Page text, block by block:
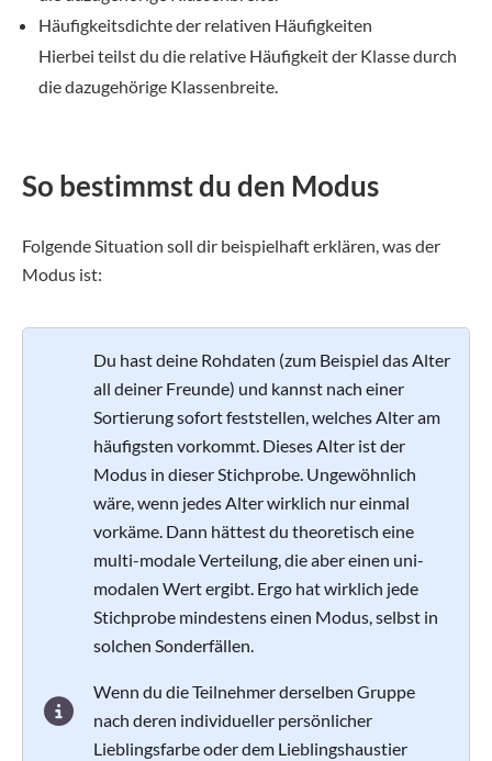
Häufigkeitsdichte der relativen Häufigkeiten
Hierbei teilst du die relative Häufigkeit der Klasse durch
die dazugehörige Klassenbreite.
So bestimmst du den Modus
Folgende Situation soll dir beispielhaft erklären, was der
Modus ist:
Du hast deine Rohdaten (zum Beispiel das Alter
all deiner Freunde) und kannst nach einer
Sortierung sofort feststellen, welches Alter am
häufigsten vorkommt. Dieses Alter ist der
Modus in dieser Stichprobe. Ungewöhnlich
wäre, wenn jedes Alter wirklich nur einmal
vorkäme. Dann hättest du theoretisch eine
multi-modale Verteilung, die aber einen uni-
modalen Wert ergibt. Ergo hat wirklich jede
Stichprobe mindestens einen Modus, selbst in
solchen Sonderfällen.
Wenn du die Teilnehmer derselben Gruppe
nach deren individueller persönlicher
Lieblingsfarbe oder dem Lieblingshaustier